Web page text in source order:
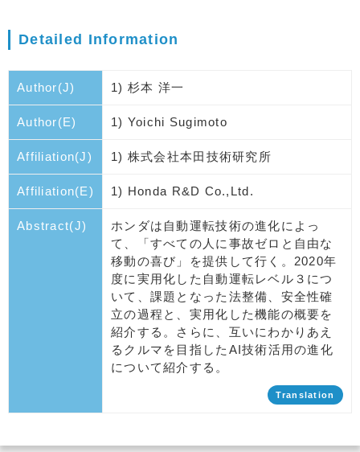
Detailed Information
Author(J) 1) 杉本 洋一
Author(E) 1) Yoichi Sugimoto
Affiliation(J) 1) 株式会社本田技術研究所
Affiliation(E) 1) Honda R&D Co.,Ltd.
Abstract(J)
ホンダは自動運転技術の進化によっ
て、「すべての人に事故ゼロと自由な
移動の喜び」を提供して行く。2020年
度に実用化した自動運転レベル３につ
いて、課題となった法整備、安全性確
立の過程と、実用化した機能の概要を
紹介する。さらに、互いにわかりあえ
るクルマを目指したAI技術活用の進化
について紹介する。
Translation